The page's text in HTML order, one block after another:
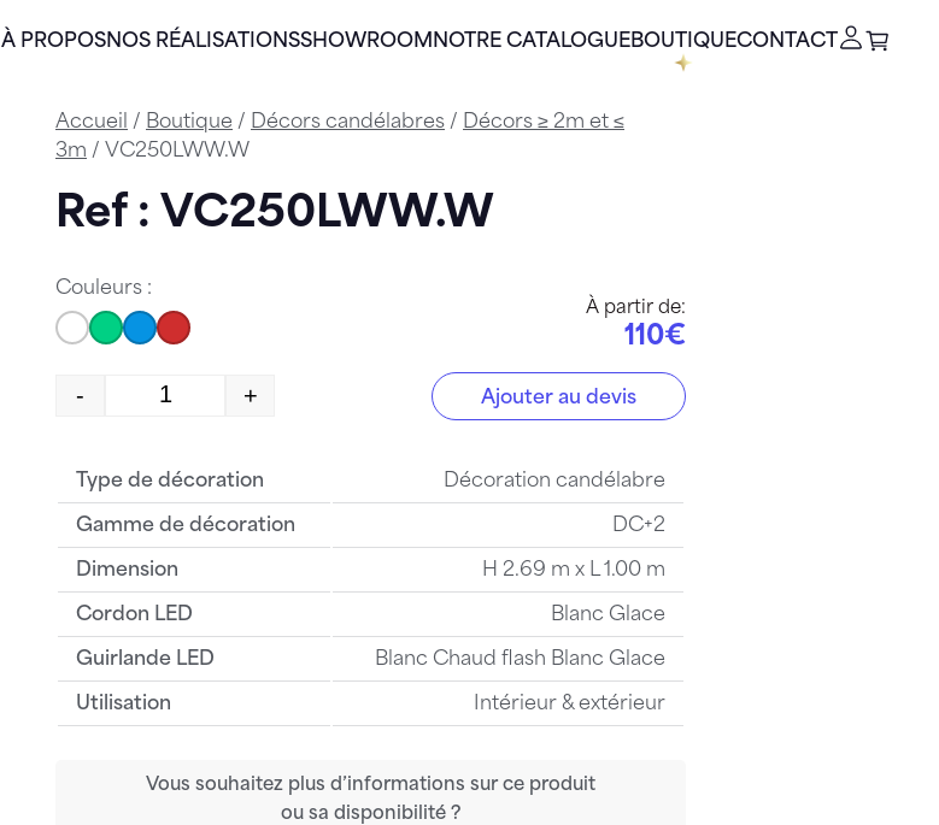
À PROPOSNOS RÉALISATIONSSHOWROOM NOTRE CATALOGUEBOUTIQUECONTACT
Accueil / Boutique / Décors candélabres / Décors ≥ 2m et ≤
3m / VC250LWW.W
Ref : VC250LWW.W
Couleurs :
À partir de:
110€
quantité de VC250LWW.W
- + Ajouter au devis
Type de décoration Décoration candélabre
Gamme de décoration DC+2
Dimension H 2.69 m x L 1.00 m
Cordon LED Blanc Glace
Guirlande LED Blanc Chaud flash Blanc Glace
Utilisation Intérieur & extérieur
Vous souhaitez plus d’informations sur ce produit
ou sa disponibilité ?